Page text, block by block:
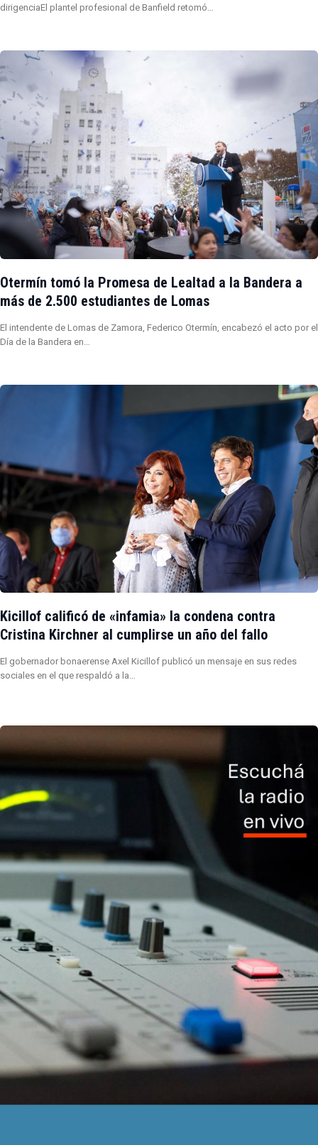
dirigenciaEl plantel profesional de Banfield retomó…
Otermín tomó la Promesa de Lealtad a la Bandera a
más de 2.500 estudiantes de Lomas
El intendente de Lomas de Zamora, Federico Otermín, encabezó el acto por el
Día de la Bandera en…
Kicillof calificó de «infamia» la condena contra
Cristina Kirchner al cumplirse un año del fallo
El gobernador bonaerense Axel Kicillof publicó un mensaje en sus redes
sociales en el que respaldó a la…